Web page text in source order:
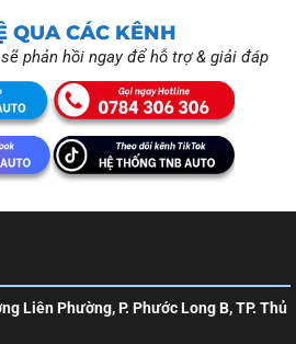
QUA CÁC KÊNH
phản hồi ngay để hỗ trợ & giải đáp
Liên Phường, P. Phước Long B, TP. Thủ